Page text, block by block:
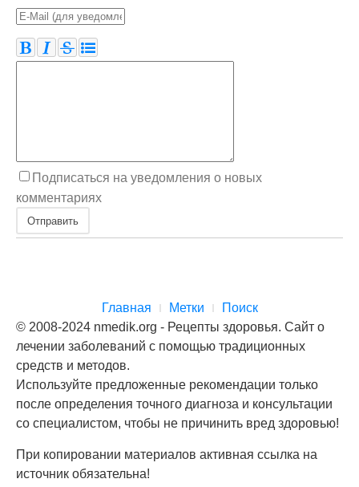
Подписаться на уведомления о новых
комментариях
Отправить
Главная Метки
Поиск
© 2008-2024 nmedik.org - Рецепты здоровья. Сайт о
лечении заболеваний с помощью традиционных
средств и методов.
Используйте предложенные рекомендации только
после определения точного диагноза и консультации
со специалистом, чтобы не причинить вред здоровью!
При копировании материалов активная ссылка на
источник обязательна!